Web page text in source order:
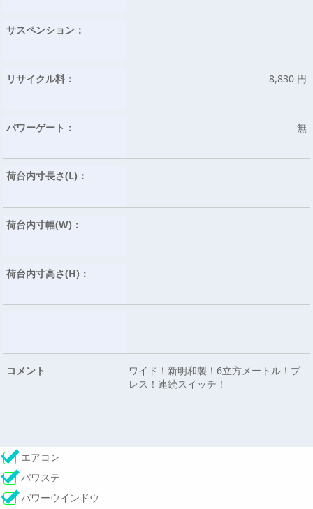
サスペンション：
リサイクル料： 8,830 円
パワーゲート： 無
荷台内寸長さ(L)：
荷台内寸幅(W)：
荷台内寸高さ(H)：
コメント
ワイド！新明和製！6立方メートル！プ
レス！連続スイッチ！
エアコン
パワステ
パワーウインドウ